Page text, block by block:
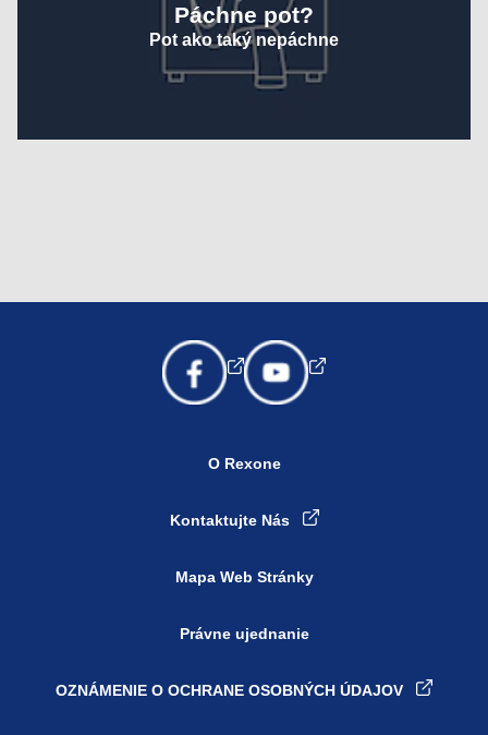
Páchne pot?
Pot ako taký nepáchne
O Rexone
Kontaktujte Nás
Mapa Web Stránky
Právne ujednanie
OZNÁMENIE O OCHRANE OSOBNÝCH ÚDAJOV